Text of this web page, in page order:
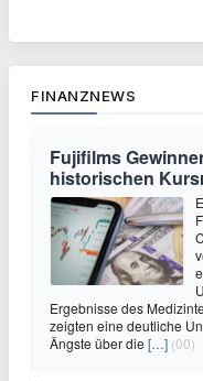
FINANZNEWS
Fujifilms
historischen
Ergebnisse des
zeigten eine deutliche
Ängste über die […] (00)